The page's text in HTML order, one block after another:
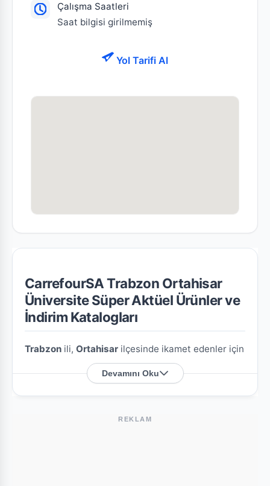
Çalışma Saatleri
Saat bilgisi girilmemiş
Yol Tarifi Al
CarrefourSA Trabzon Ortahisar
Üniversite Süper Aktüel Ürünler ve
İndirim Katalogları
Trabzon ili, Ortahisar ilçesinde ikamet edenler için
CarrefourSA Trabzon Ortahisar Üniversite Süper
şubesine özel en güncel indirim broşürlerini ve
aktüel ürün fırsatlarını bu sayfada derledik.
CarrefourSA Trabzon Ortahisar Üniversite
Devamını Oku
REKLAM